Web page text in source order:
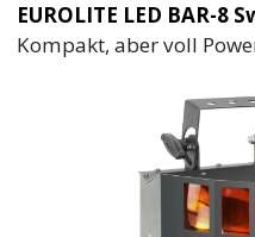
EUROLITE LED BAR-8
Kompakt, aber voll